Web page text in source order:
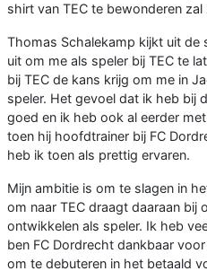
shirt van TEC te bewonderen zal
Thomas Schalekamp kijkt uit de
uit om me als speler bij TEC te
bij TEC de kans krijg om me in
speler. Het gevoel dat ik heb bij
goed en ik heb ook al eerder
toen hij hoofdtrainer bij FC
heb ik toen als prettig ervaren.
Mijn ambitie is om te slagen in
om naar TEC draagt daaraan bij
ontwikkelen als speler. Ik heb
ben FC Dordrecht dankbaar
om te debuteren in het betaald